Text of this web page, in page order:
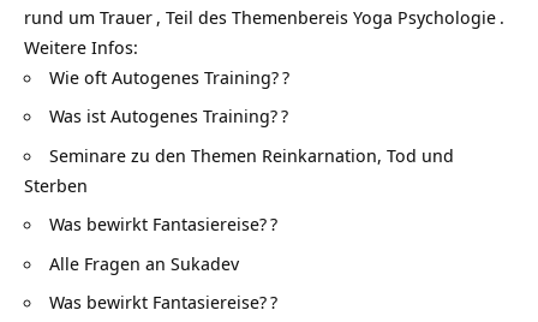
rund um Trauer , Teil des Themenbereis Yoga Psychologie .
Weitere Infos:
Wie oft Autogenes Training??
Was ist Autogenes Training??
Seminare zu den Themen Reinkarnation, Tod und
Sterben
Was bewirkt Fantasiereise??
Alle Fragen an Sukadev
Was bewirkt Fantasiereise??